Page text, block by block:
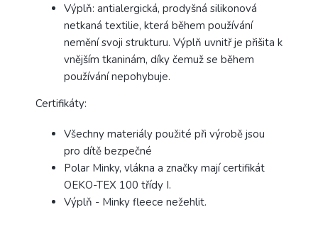
Výplň: antialergická, prodyšná silikonová
netkaná textilie, která během používání
nemění svoji strukturu. Výplň uvnitř je přišita k
vnějším tkaninám, díky čemuž se během
používání nepohybuje.
Certifikáty:
Všechny materiály použité při výrobě jsou
pro dítě bezpečné
Polar Minky, vlákna a značky mají certifikát
OEKO-TEX 100 třídy I.
Výplň - Minky fleece nežehlit.